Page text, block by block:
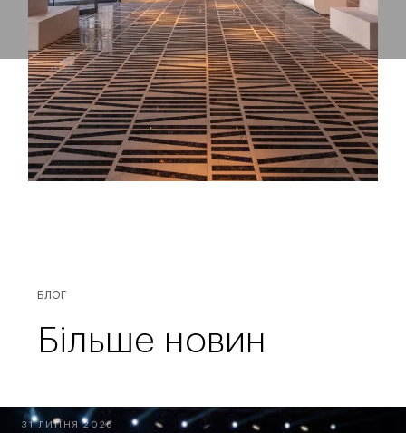
БЛОГ
Більше новин
31 ЛИПНЯ 2026